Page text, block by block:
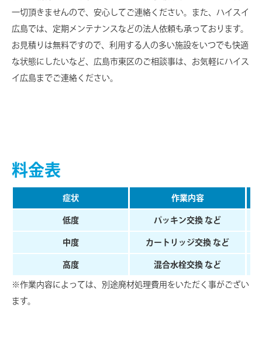
一切頂きませんので、安心してご連絡ください。また、ハイスイ
広島では、定期メンテナンスなどの法人依頼も承っております。
お見積りは無料ですので、利用する人の多い施設をいつでも快適
な状態にしたいなど、広島市東区のご相談事は、お気軽にハイス
イ広島までご連絡ください。
料金表
症状 作業内容
低度 パッキン交換 など
中度 カートリッジ交換 など
⾼度 混合水栓交換 など
※作業内容によっては、別途廃材処理費用をいただく事がござい
ます。